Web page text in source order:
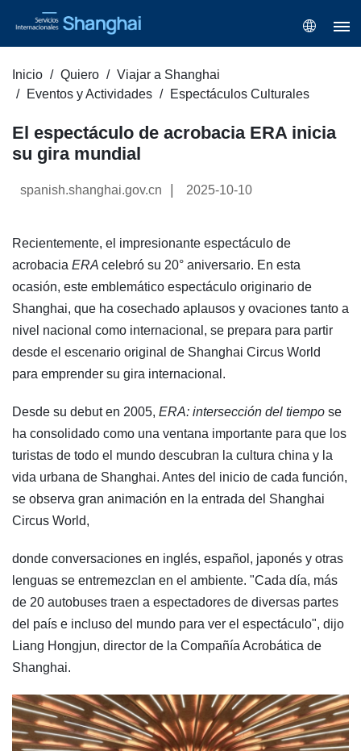
Inicio Quiero
Viajar a Shanghai
Eventos y Actividades
Espectáculos Culturales
El espectáculo de acrobacia ERA inicia
su gira mundial
spanish.shanghai.gov.cn 2025-10-10
Recientemente, el impresionante espectáculo de
acrobacia ERA celebró su 20° aniversario. En esta
ocasión, este emblemático espectáculo originario de
Shanghai, que ha cosechado aplausos y ovaciones tanto a
nivel nacional como internacional, se prepara para partir
desde el escenario original de Shanghai Circus World
para emprender su gira internacional.
Desde su debut en 2005, ERA: intersección del tiempo se
ha consolidado como una ventana importante para que los
turistas de todo el mundo descubran la cultura china y la
vida urbana de Shanghai. Antes del inicio de cada función,
se observa gran animación en la entrada del Shanghai
Circus World,
donde conversaciones en inglés, español, japonés y otras
lenguas se entremezclan en el ambiente. "Cada día, más
de 20 autobuses traen a espectadores de diversas partes
del país e incluso del mundo para ver el espectáculo", dijo
Liang Hongjun, director de la Compañía Acrobática de
Shanghai.